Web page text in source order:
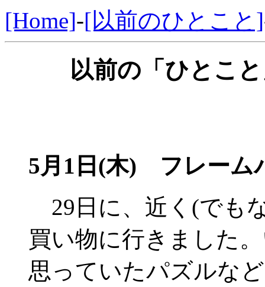
[Home]-[以前のひとこと]
以前の「ひとこ
5月1日(木) フレーム
29日に、近く(でも
買い物に行きました
思っていたパズルな